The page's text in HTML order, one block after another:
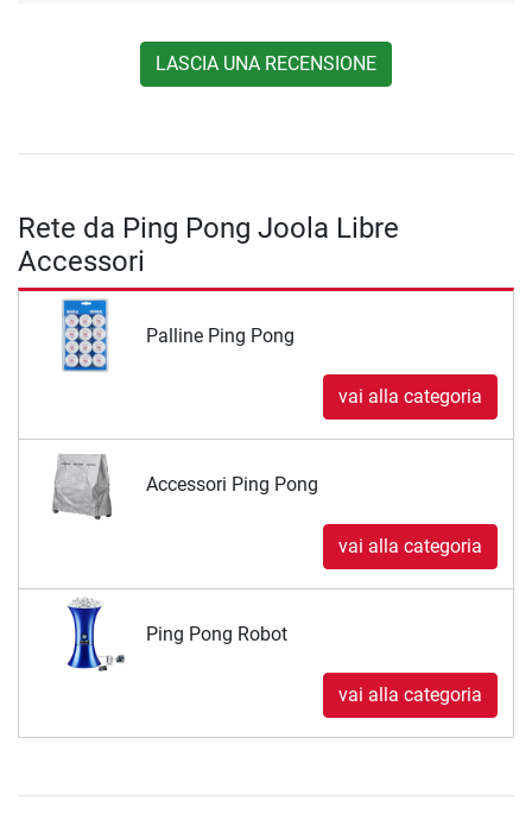
LASCIA UNA RECENSIONE
Rete da Ping Pong Joola Libre
Accessori
Palline Ping Pong
vai alla categoria
Accessori Ping Pong
vai alla categoria
Ping Pong Robot
vai alla categoria